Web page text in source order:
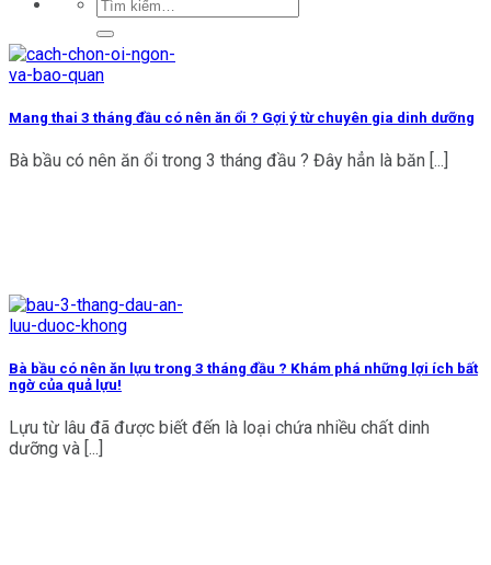
kiếm:
Mang thai 3 tháng đầu có nên ăn ổi ? Gợi ý từ chuyên gia dinh dưỡng
Bà bầu có nên ăn ổi trong 3 tháng đầu ? Đây hẳn là băn [...]
Bà bầu có nên ăn lựu trong 3 tháng đầu ? Khám phá những lợi ích bất
ngờ của quả lựu!
Lựu từ lâu đã được biết đến là loại chứa nhiều chất dinh
dưỡng và [...]